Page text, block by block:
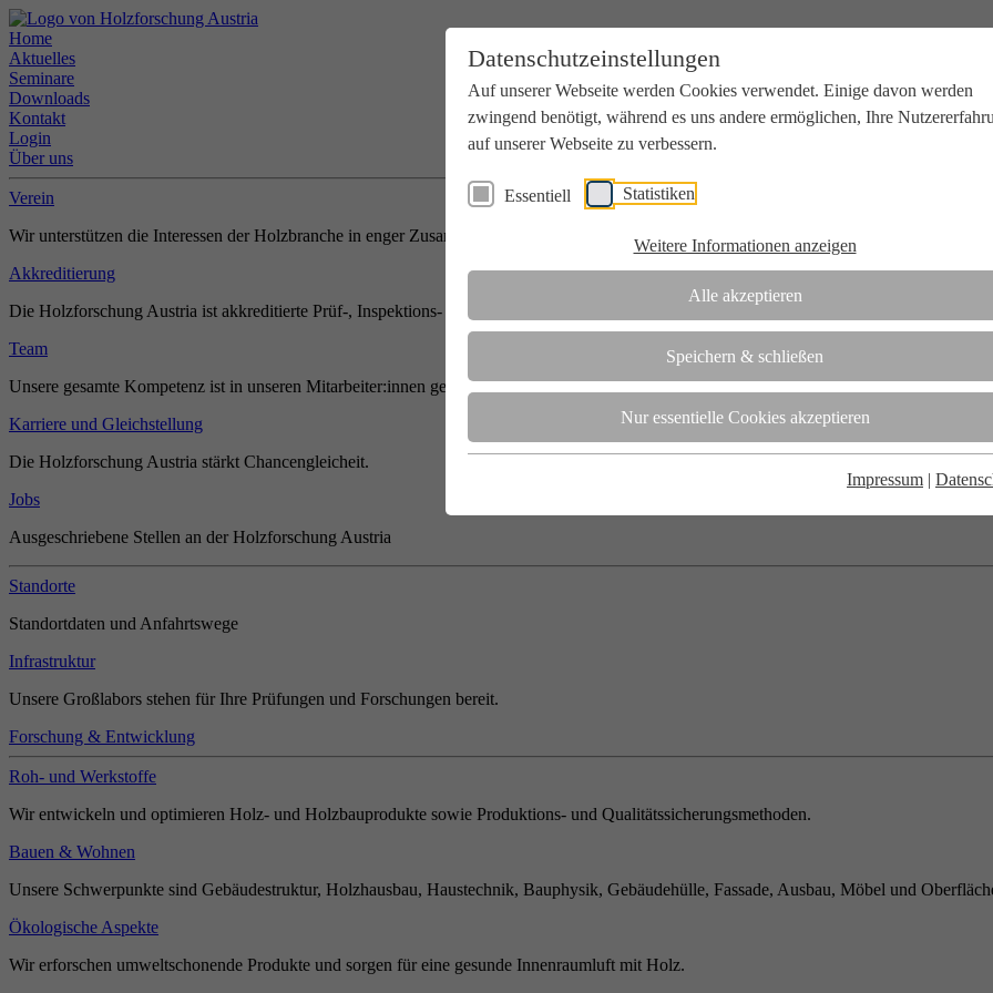
Datenschutzeinstellungen
Auf unserer Webseite werden Cookies verwendet. Einige davon werden
zwingend benötigt, während es uns andere ermöglichen, Ihre
auf unserer Webseite zu verbessern.
Essentiell Statistiken
Weitere Informationen anzeigen
Alle akzeptieren
Speichern & schließen
Nur essentielle Cookies akzeptieren
Impressum |
Home
Aktuelles
Seminare
Downloads
Kontakt
Login
Über uns
Verein
Wir unterstützen die Interessen der Holzbranche in enger Zusammenarbeit mit Wissenschaft und Wirtschaft.
Akkreditierung
Die Holzforschung Austria ist akkreditierte Prüf-, Inspektions- und Zertifizierungsstelle.
Team
Unsere gesamte Kompetenz ist in unseren Mitarbeiter:innen gebündelt
Karriere und Gleichstellung
Die Holzforschung Austria stärkt Chancengleicheit.
Jobs
Ausgeschriebene Stellen an der Holzforschung Austria
Standorte
Standortdaten und Anfahrtswege
Infrastruktur
Unsere Großlabors stehen für Ihre Prüfungen und Forschungen bereit.
Forschung & Entwicklung
Roh- und Werkstoffe
Wir entwickeln und optimieren Holz- und Holzbauprodukte sowie Produktions- und Qualitätssicherungsmethoden.
Bauen & Wohnen
Unsere Schwerpunkte sind Gebäudestruktur, Holzhausbau, Haustechnik, Bauphysik, Gebäudehülle, Fassade, Ausbau, Möbel und
Ökologische Aspekte
Wir erforschen umweltschonende Produkte und sorgen für eine gesunde Innenraumluft mit Holz.